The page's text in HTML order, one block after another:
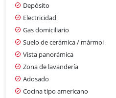
Depósito
Electricidad
Gas domiciliario
Suelo de cerámica / mármol
Vista panorámica
Zona de lavandería
Adosado
Cocina tipo americano